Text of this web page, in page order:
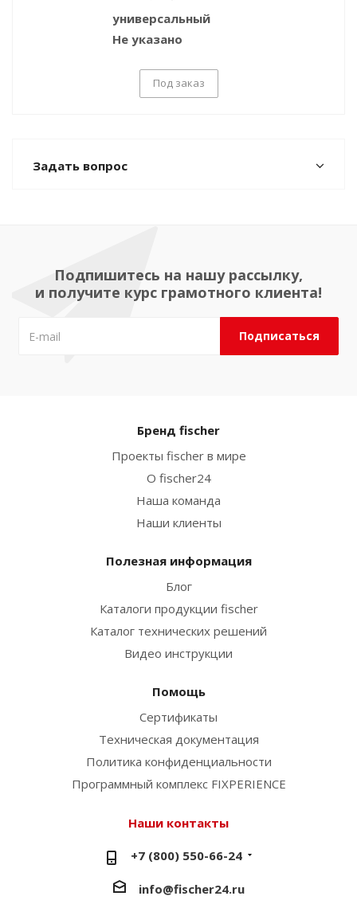
универсальный
Не указано
Под заказ
Задать вопрос
Подпишитесь на нашу рассылку,
и получите курс грамотного клиента!
Бренд fischer
Проекты fischer в мире
О fischer24
Наша команда
Наши клиенты
Полезная информация
Блог
Каталоги продукции fischer
Каталог технических решений
Видео инструкции
Помощь
Сертификаты
Техническая документация
Политика конфиденциальности
Программный комплекс FIXPERIENCE
Наши контакты
+7 (800) 550-66-24
info@fischer24.ru